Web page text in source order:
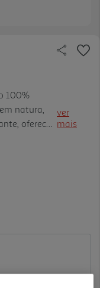
100%
natura,
oferece
axilas.
ver
mais